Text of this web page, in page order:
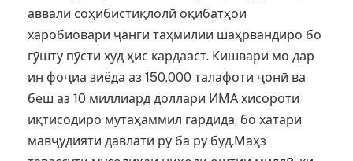
аввали соҳибистиқлолӣ оқибатҳои
харобиовари ҷанги таҳмилии шаҳрвандиро бо
гӯшту пӯсти худ ҳис кардааст. Кишвари мо дар
ин фоҷиа зиёда аз 150,000 талафоти ҷонӣ ва
беш аз 10 миллиард доллари ИМА хисороти
иқтисодиро мутаҳаммил гардида, бо хатари
мавҷудияти давлатӣ рӯ ба рӯ буд.Маҳз